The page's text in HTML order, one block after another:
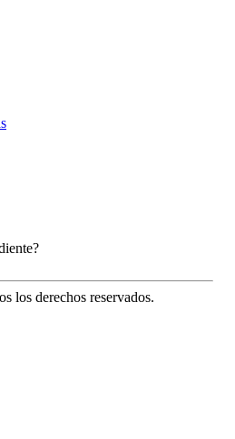
los derechos reservados.